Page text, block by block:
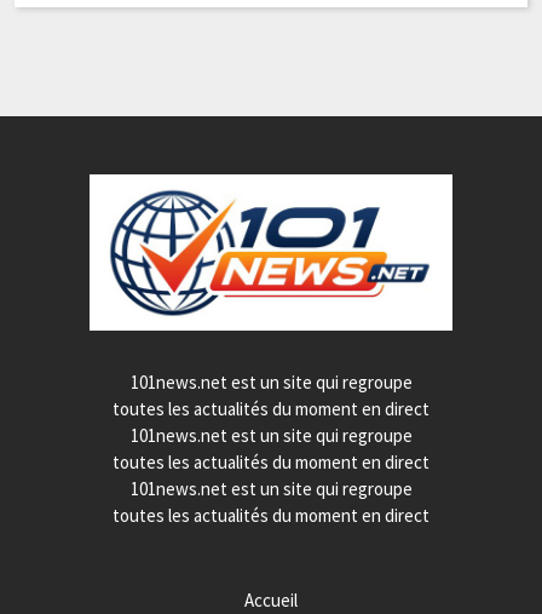
101news.net est un site qui regroupe
toutes les actualités du moment en direct
101news.net est un site qui regroupe
toutes les actualités du moment en direct
101news.net est un site qui regroupe
toutes les actualités du moment en direct
Accueil